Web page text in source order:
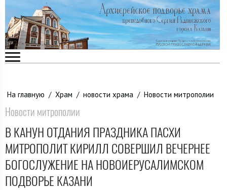
На главную / Храм / новости храма / Новости митрополии
Новости митрополии
В КАНУН ОТДАНИЯ ПРАЗДНИКА ПАСХИ
МИТРОПОЛИТ КИРИЛЛ СОВЕРШИЛ ВЕЧЕРНЕЕ
БОГОСЛУЖЕНИЕ НА НОВОИЕРУСАЛИМСКОМ
ПОДВОРЬЕ КАЗАНИ